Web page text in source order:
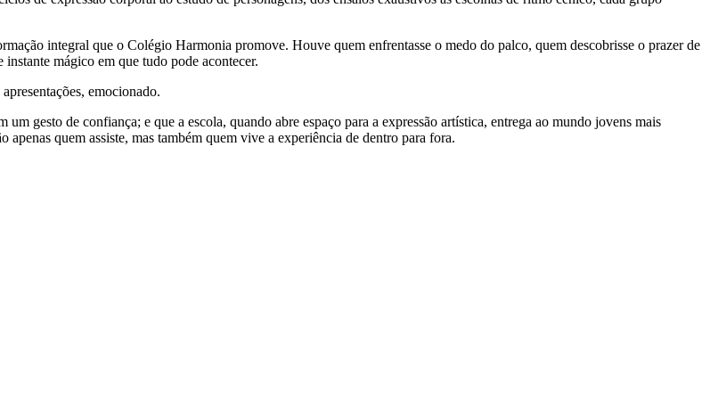
integral que o Colégio Harmonia promove. Houve quem enfrentasse o medo do palco, quem descobrisse o prazer de
mágico em que tudo pode acontecer.
emocionado.
gesto de confiança; e que a escola, quando abre espaço para a expressão artística, entrega ao mundo jovens mais
quem assiste, mas também quem vive a experiência de dentro para fora.